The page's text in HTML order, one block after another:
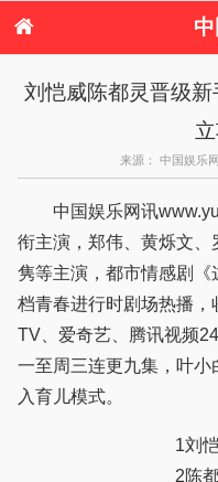
港台娱乐
日本娱
音乐新
港台明星八卦
日本韩国
刘恺威陈都灵晋级
来源： 中国娱乐
中国娱乐网讯
衔主演，郑伟、黄烁文
隽等主演，都市情感剧
档青春进行时剧场热播
TV、爱奇艺、腾讯视频
一至周三连更九集，叶
入育儿模式。
1刘
2陈